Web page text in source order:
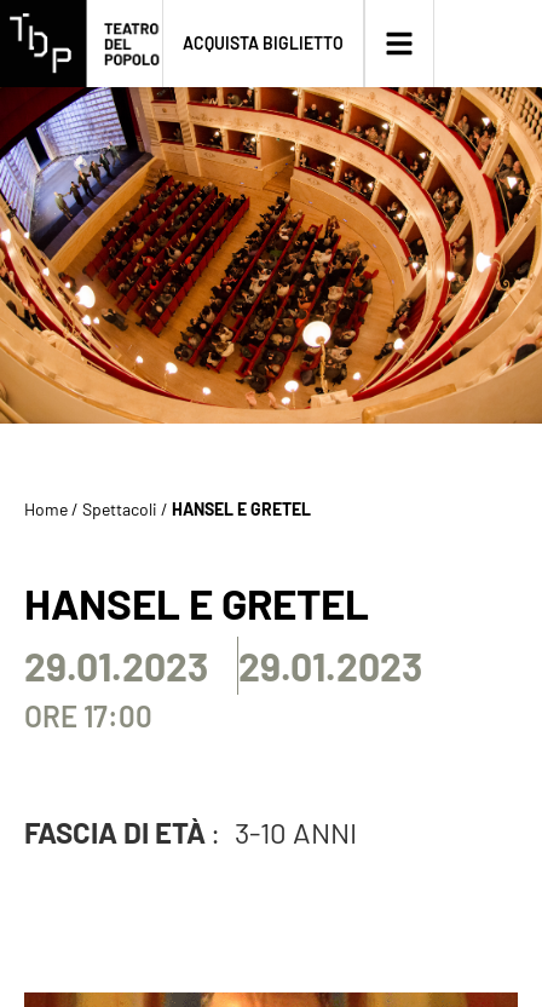
ACQUISTA BIGLIETTO
Home/ Spettacoli / HANSEL E GRETEL
HANSEL E GRETEL
29.01.2023 29.01.2023
ORE 17:00
FASCIA DI ETÀ : 3-10 ANNI